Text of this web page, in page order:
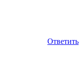
Ответить